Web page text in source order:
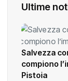
Ultime
Salvezza
compiono
Pistoia